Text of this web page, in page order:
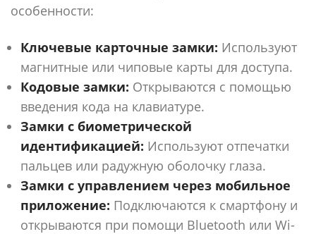
особенности:
Ключевые карточные замки: Используют
магнитные или чиповые карты для доступа.
Кодовые замки: Открываются с помощью
введения кода на клавиатуре.
Замки с биометрической
идентификацией: Используют отпечатки
пальцев или радужную оболочку глаза.
Замки с управлением через мобильное
приложение: Подключаются к смартфону и
открываются при помощи Bluetooth или Wi-